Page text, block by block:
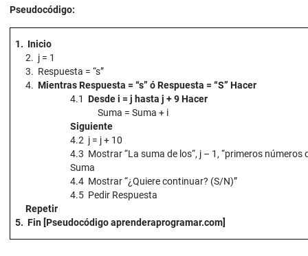
Pseudocódigo:
1. Inicio
2. j = 1
3. Respuesta = “s”
4. Mientras Respuesta = “s” ó Respuesta = “S” Hacer
4.1 Desde i = j hasta j + 9 Hacer
Suma = Suma + i
Siguiente
4.2 j = j + 10
4.3 Mostrar “La suma de los“, j – 1, “primeros números
Suma
4.4 Mostrar “¿Quiere continuar? (S/N)”
4.5 Pedir Respuesta
Repetir
5. Fin [Pseudocódigo aprenderaprogramar.com]